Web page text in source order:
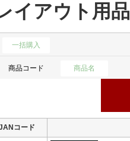
イアウト用品
一括購入
商品コード 商品名
コード